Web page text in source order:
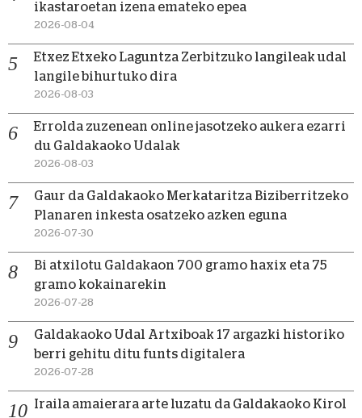
ikastaroetan izena emateko epea
2026-08-04
Etxez Etxeko Laguntza Zerbitzuko langileak udal
langile bihurtuko dira
2026-08-03
Errolda zuzenean online jasotzeko aukera ezarri
du Galdakaoko Udalak
2026-08-03
Gaur da Galdakaoko Merkataritza Biziberritzeko
Planaren inkesta osatzeko azken eguna
2026-07-30
Bi atxilotu Galdakaon 700 gramo haxix eta 75
gramo kokainarekin
2026-07-28
Galdakaoko Udal Artxiboak 17 argazki historiko
berri gehitu ditu funts digitalera
2026-07-28
Iraila amaierara arte luzatu da Galdakaoko Kirol